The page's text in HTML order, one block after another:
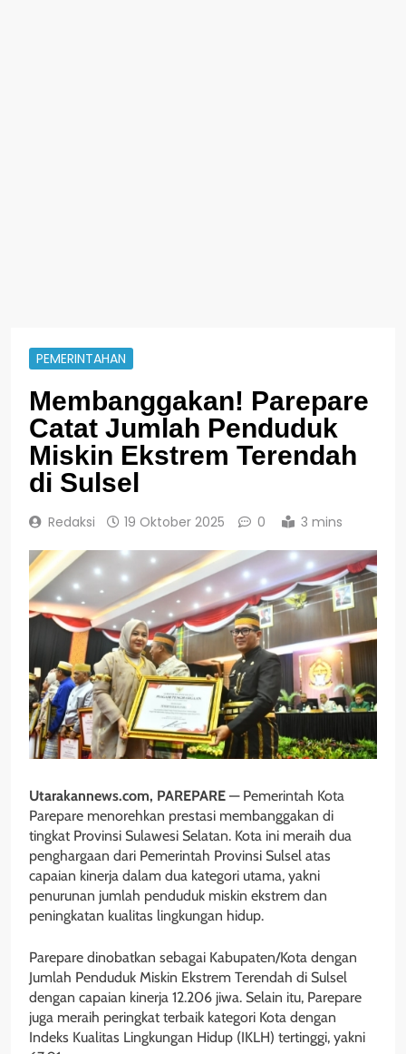
PEMERINTAHAN
Membanggakan! Parepare
Catat Jumlah Penduduk
Miskin Ekstrem Terendah
di Sulsel
Redaksi 19 Oktober 2025 0 3 mins
Utarakannews.com, PAREPARE — Pemerintah Kota
Parepare menorehkan prestasi membanggakan di
tingkat Provinsi Sulawesi Selatan. Kota ini meraih dua
penghargaan dari Pemerintah Provinsi Sulsel atas
capaian kinerja dalam dua kategori utama, yakni
penurunan jumlah penduduk miskin ekstrem dan
peningkatan kualitas lingkungan hidup.
Parepare dinobatkan sebagai Kabupaten/Kota dengan
Jumlah Penduduk Miskin Ekstrem Terendah di Sulsel
dengan capaian kinerja 12.206 jiwa. Selain itu, Parepare
juga meraih peringkat terbaik kategori Kota dengan
Indeks Kualitas Lingkungan Hidup (IKLH) tertinggi, yakni